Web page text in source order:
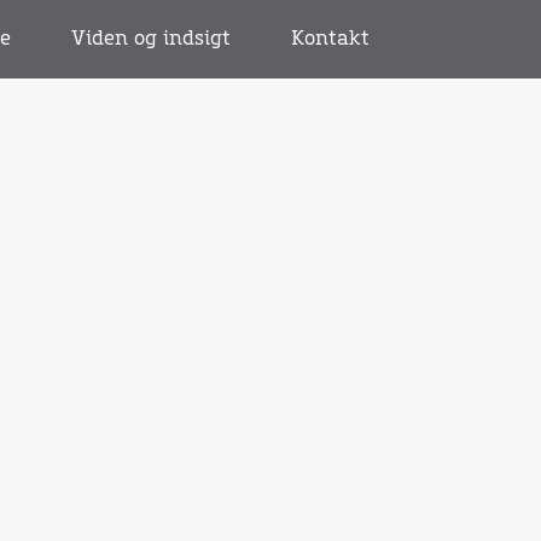
Viden og indsigt Kontakt